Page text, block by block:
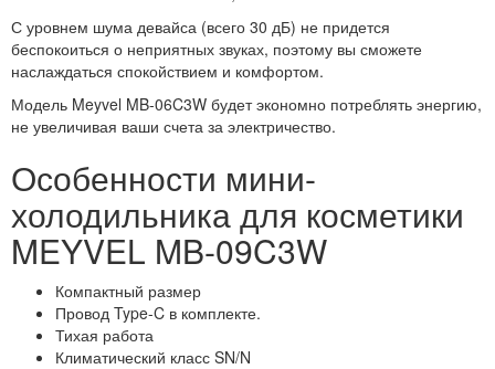
С уровнем шума девайса (всего 30 дБ) не придется
беспокоиться о неприятных звуках, поэтому вы сможете
наслаждаться спокойствием и комфортом.
Модель Meyvel MB-06C3W будет экономно потреблять энергию,
не увеличивая ваши счета за электричество.
Особенности мини-
холодильника для косметики
MEYVEL MB-09C3W
Компактный размер
Провод Type-C в комплекте.
Тихая работа
Климатический класс SN/N